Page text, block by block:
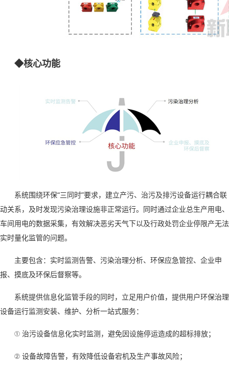
◆核心功能
系统围绕环保“三同时”要求，建立产污、治污及排污设备运行耦合联
动关系，及时发现污染治理设施非正常运行。同时通过企业总生产用电、
车间用电的数据采集，有效解决恶劣天气下以及行政处罚企业停限产无法
实时量化监管的问题。
主要包含：实时监测告警、污染治理分析、环保应急管控、企业申
报、摸底及环保后督察等。
系统提供信息化监管手段的同时，立足用户价值，提供用户环保治理
设备运行监测安装、维护、分析一站式服务：
① 治污设备信息化实时监测，避免因设施停运造成的超标排放；
② 设备故障告警，有效降低设备宕机及生产事故风险；